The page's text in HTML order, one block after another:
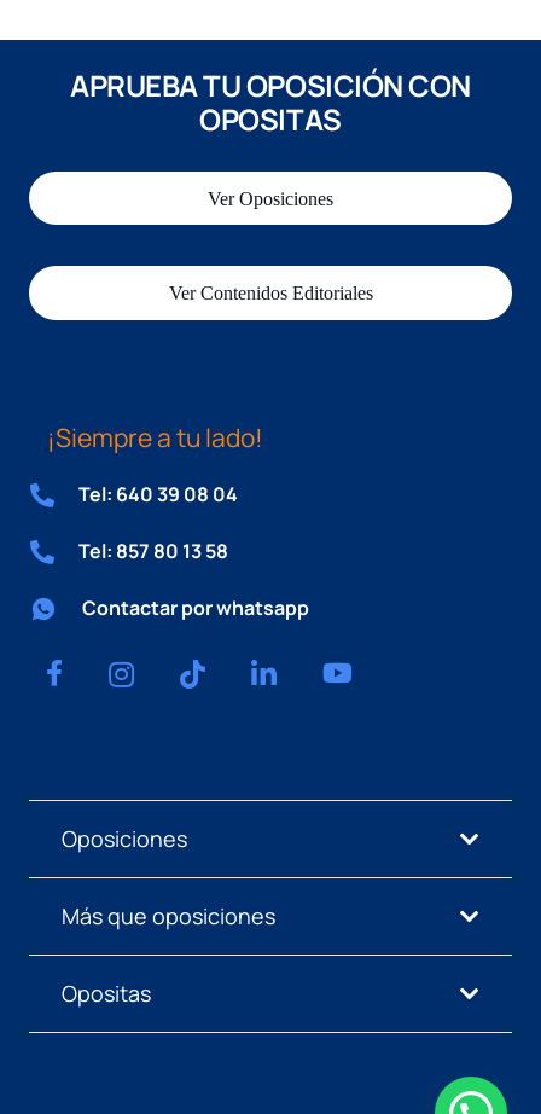
APRUEBA TU OPOSICIÓN CON
OPOSITAS
Ver Oposiciones
Ver Contenidos Editoriales
¡Siempre a tu lado!
Tel: 640 39 08 04
Tel: 857 80 13 58
Contactar por whatsapp
Oposiciones
Más que oposiciones
Opositas